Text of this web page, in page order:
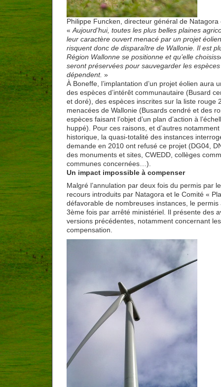
Philippe Funcken, directeur général de Natagora
« Aujourd’hui, toutes les plus belles plaines
leur caractère ouvert menacé par un projet
risquent donc de disparaître de Wallonie. Il est
Région Wallonne se positionne et qu’elle
seront préservées pour sauvegarder les espèces
dépendent. »
À Boneffe, l’implantation d’un projet éolien aura
des espèces d’intérêt communautaire (Busard
et doré), des espèces inscrites sur la liste rouge
menacées de Wallonie (Busards cendré et des
espèces faisant l’objet d’un plan d’action à
huppé). Pour ces raisons, et d’autres
historique, la quasi-totalité des instances
demande en 2010 ont refusé ce projet (DG04,
des monuments et sites, CWEDD, collèges
communes concernées…).
Un impact impossible à compenser
Malgré l’annulation par deux fois du permis par
recours introduits par Natagora et le Comité «
défavorable de nombreuses instances, le
3ème fois par arrêté ministériel. Il présente des
versions précédentes, notamment concernant
compensation.